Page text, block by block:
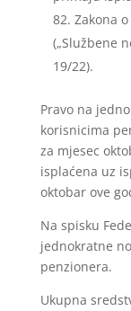
82. Zakona
(„Službene
19/22).
Pravo na
korisnicima
za mjesec
isplaćena uz
oktobar ove
Na spisku
jednokratne
penzionera.
Ukupna